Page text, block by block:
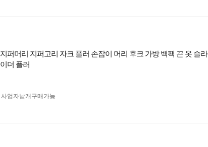
지퍼머리 지퍼고리 자크 풀러 손잡이 머리 후크 가방 백팩 끈 옷 슬라
이더 플러
사업자 낱개구매가능